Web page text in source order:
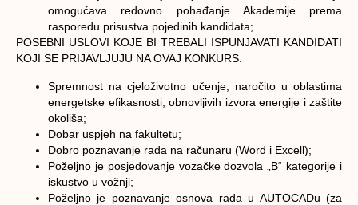
omogućava redovno pohađanje Akademije prema
rasporedu prisustva pojedinih kandidata;
POSEBNI USLOVI KOJE BI TREBALI ISPUNJAVATI KANDIDATI
KOJI SE PRIJAVLJUJU NA OVAJ KONKURS:
Spremnost na cjeloživotno učenje, naročito u oblastima
energetske efikasnosti, obnovljivih izvora energije i zaštite
okoliša;
Dobar uspjeh na fakultetu;
Dobro poznavanje rada na računaru (Word i Excell);
Poželjno je posjedovanje vozačke dozvola „B“ kategorije i
iskustvo u vožnji;
Poželjno je poznavanje osnova rada u AUTOCADu (za